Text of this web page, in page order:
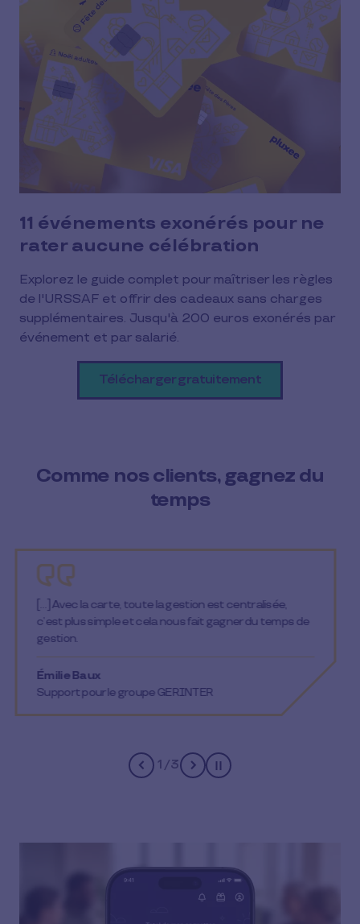
11 événements exonérés pour ne
rater aucune célébration
Explorez le guide complet pour maîtriser les règles
de l'URSSAF et offrir des cadeaux sans charges
supplémentaires. Jusqu'à 200 euros exonérés par
événement et par salarié.
Télécharger gratuitement
Comme nos clients, gagnez du
temps
[…] Alors, c’est un gain de temps énorme pour nous et
pour l'équipe. Auparavant, on distribuait un par un les
bons cadeaux. Ça nous prenait un temps incroyable.
Maintenant, c'est plus facile, c'est plus rapide, c'est
efficace et les collaborateurs sont ravis.
Sophie
2 /3